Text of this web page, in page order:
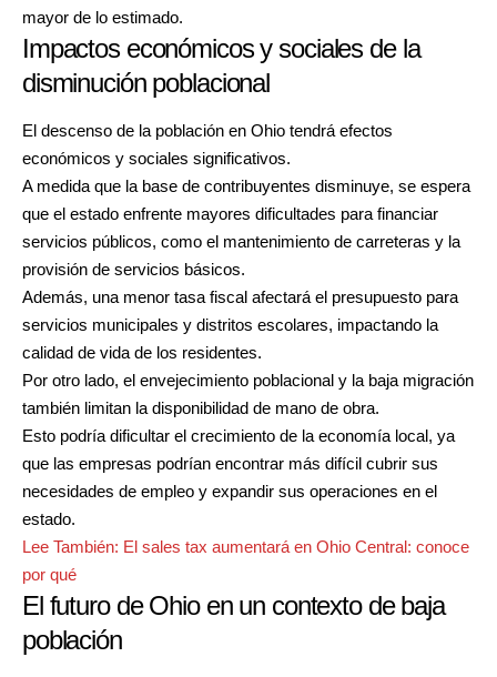
mayor de lo estimado.
Impactos económicos y sociales de la
disminución poblacional
El descenso de la población en Ohio tendrá efectos
económicos y sociales significativos.
A medida que la base de contribuyentes disminuye, se espera
que el estado enfrente mayores dificultades para financiar
servicios públicos, como el mantenimiento de carreteras y la
provisión de servicios básicos.
Además, una menor tasa fiscal afectará el presupuesto para
servicios municipales y distritos escolares, impactando la
calidad de vida de los residentes.
Por otro lado, el envejecimiento poblacional y la baja migración
también limitan la disponibilidad de mano de obra.
Esto podría dificultar el crecimiento de la economía local, ya
que las empresas podrían encontrar más difícil cubrir sus
necesidades de empleo y expandir sus operaciones en el
estado.
Lee También: El sales tax aumentará en Ohio Central: conoce
por qué
El futuro de Ohio en un contexto de baja
población